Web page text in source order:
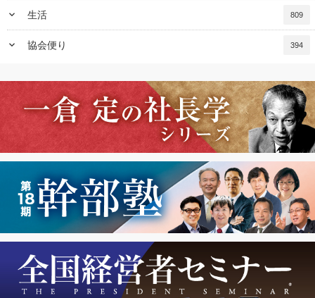
keyboard_arrow_down 生活 809
keyboard_arrow_down 協会便り 394